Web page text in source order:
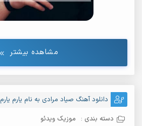
مشاهده بیشتر
دانلود آهنگ صیاد مرادی به نام یارم یارم
دسته بندی : موزیک ویدئو